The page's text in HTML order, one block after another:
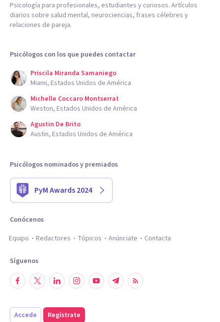
Psicología para profesionales, estudiantes y curiosos. Artículos
diarios sobre salud mental, neurociencias, frases célebres y
relaciones de pareja.
Psicólogos con los que puedes contactar
Priscila Miranda Samaniego
Miami, Estados Unidos de América
Michelle Coccaro Montserrat
Weston, Estados Unidos de América
Agustin De Brito
Austin, Estados Unidos de América
Psicólogos nominados y premiados
PyM Awards 2024
Conócenos
Equipo
Redactores Tópicos Anúnciate Contacta
Síguenos
Accede Regístrate